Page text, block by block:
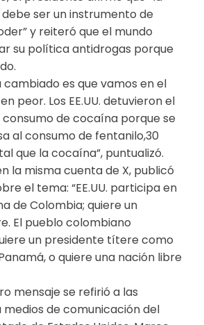
ser un instrumento de
y reiteró que el mundo
su política antidrogas porque
cambiado es que vamos en el
peor. Los EE.UU. detuvieron el
de cocaína porque se
al consumo de fentanilo,30
que la cocaína”, puntualizó.
la misma cuenta de X, publicó
el tema: “EE.UU. participa en
de Colombia; quiere un
El pueblo colombiano
un presidente títere como
o quiere una nación libre
mensaje se refirió a las
de comunicación del